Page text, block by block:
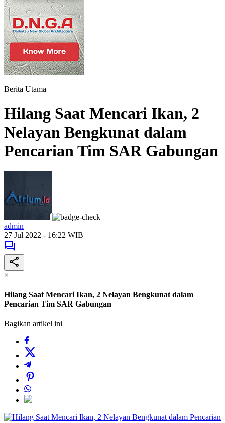
Berita Utama
Hilang Saat Mencari Ikan, 2
Nelayan Bengkunat dalam
Pencarian Tim SAR Gabungan
admin
27 Jul 2022 - 16:22 WIB
×
Hilang Saat Mencari Ikan, 2 Nelayan Bengkunat dalam
Pencarian Tim SAR Gabungan
Bagikan artikel ini